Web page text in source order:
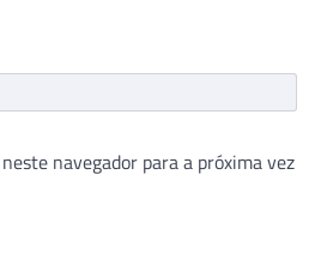
navegador para a próxima vez